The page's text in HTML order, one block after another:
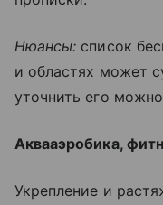
Нюансы: список
и областях может
уточнить его
Аквааэробика,
Укрепление и